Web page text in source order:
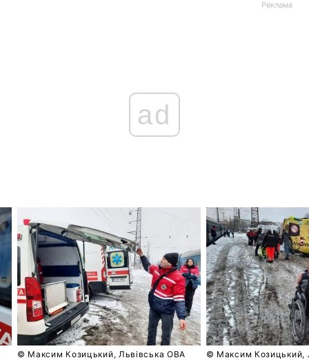
Реклама
ad
© Максим Козицький, Львівська ОВА © Максим Козицький,